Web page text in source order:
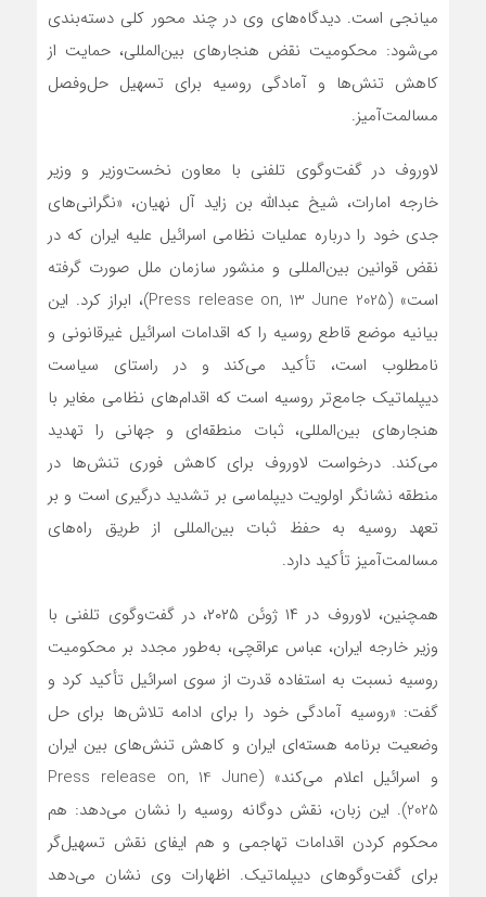
میانجی است. دیدگاه‌های وی در چند محور کلی دسته‌بندی
می‌شود: محکومیت نقض هنجارهای بین‌المللی، حمایت از
کاهش تنش‌ها و آمادگی روسیه برای تسهیل حل‌وفصل
مسالمت‌آمیز.
لاوروف در گفت‌وگوی تلفنی با معاون نخست‌وزیر و وزیر
خارجه امارات، شیخ عبدالله بن زاید آل نهیان، «نگرانی‌های
جدی خود را درباره عملیات نظامی اسرائیل علیه ایران که در
نقض قوانین بین‌المللی و منشور سازمان ملل صورت گرفته
است» (Press release on, 13 June 2025)، ابراز کرد. این
بیانیه موضع قاطع روسیه را که اقدامات اسرائیل غیرقانونی و
نامطلوب است، تأکید می‌کند و در راستای سیاست
دیپلماتیک جامع‌تر روسیه است که اقدام‌های نظامی مغایر با
هنجارهای بین‌المللی، ثبات منطقه‌ای و جهانی را تهدید
می‌کند. درخواست لاوروف برای کاهش فوری تنش‌ها در
منطقه نشانگر اولویت دیپلماسی بر تشدید درگیری است و بر
تعهد روسیه به حفظ ثبات بین‌المللی از طریق راه‌های
مسالمت‌آمیز تأکید دارد.
همچنین، لاوروف در ۱۴ ژوئن ۲۰۲۵، در گفت‌وگوی تلفنی با
وزیر خارجه ایران، عباس عراقچی، به‌طور مجدد بر محکومیت
روسیه نسبت به استفاده قدرت از سوی اسرائیل تأکید کرد و
گفت: «روسیه آمادگی خود را برای ادامه تلاش‌ها برای حل
وضعیت برنامه هسته‌ای ایران و کاهش تنش‌های بین ایران
و اسرائیل اعلام می‌کند» (Press release on, 14 June
2025). این زبان، نقش دوگانه روسیه را نشان می‌دهد: هم
محکوم کردن اقدامات تهاجمی و هم ایفای نقش تسهیل‌گر
برای گفت‌وگوهای دیپلماتیک. اظهارات وی نشان می‌دهد